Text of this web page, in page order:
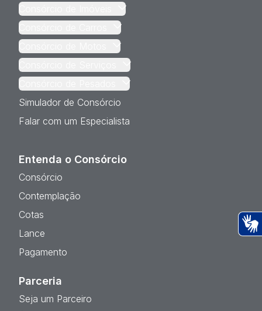
Simulador de Consórcio
Falar com um Especialista
Entenda o Consórcio
Consórcio
Contemplação
Cotas
Lance
Pagamento
Parceria
Seja um Parceiro